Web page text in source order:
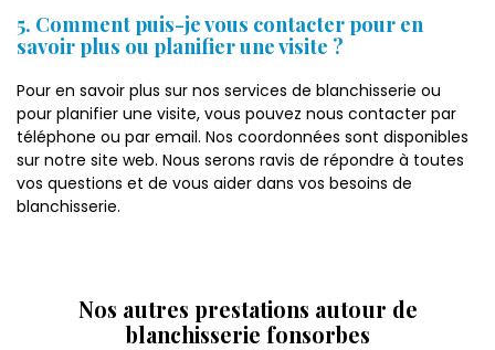
5. Comment puis-je vous contacter pour en
savoir plus ou planifier une visite ?
Pour en savoir plus sur nos services de blanchisserie ou
pour planifier une visite, vous pouvez nous contacter par
téléphone ou par email. Nos coordonnées sont disponibles
sur notre site web. Nous serons ravis de répondre à toutes
vos questions et de vous aider dans vos besoins de
blanchisserie.
Nos autres prestations autour de
blanchisserie fonsorbes